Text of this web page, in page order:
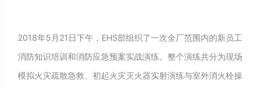
2018年5月21日下午，EHS部组织了一次全厂范围内的新员工
消防知识培训和消防应急预案实战演练。整个演练共分为现场
模拟火灾疏散急救、初起火灾灭火器实射演练与室外消火栓操